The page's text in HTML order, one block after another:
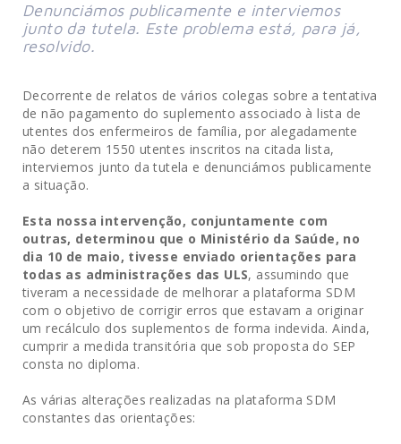
Denunciámos publicamente e interviemos
junto da tutela. Este problema está, para já,
resolvido.
Decorrente de relatos de vários colegas sobre a tentativa
de não pagamento do suplemento associado à lista de
utentes dos enfermeiros de família, por alegadamente
não deterem 1550 utentes inscritos na citada lista,
interviemos junto da tutela e denunciámos publicamente
a situação.
Esta nossa intervenção, conjuntamente com
outras, determinou que o Ministério da Saúde, no
dia 10 de maio, tivesse enviado orientações para
todas as administrações das ULS, assumindo que
tiveram a necessidade de melhorar a plataforma SDM
com o objetivo de corrigir erros que estavam a originar
um recálculo dos suplementos de forma indevida. Ainda,
cumprir a medida transitória que sob proposta do SEP
consta no diploma.
As várias alterações realizadas na plataforma SDM
constantes das orientações: